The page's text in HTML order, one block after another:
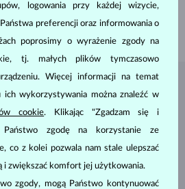
mm
ZATELIER KLENOTA
logowania przy każdej wizycie,
preferencji oraz informowania o
poprosimy o wyrażenie zgody na
tj. małych plików tymczasowo
Więcej informacji na temat
wykorzystywania można znaleźć w
cookie. Klikając "Zgadzam się i
Państwo zgodę na korzystanie ze
co z kolei pozwala nam stale ulepszać
i zwiększać komfort jej użytkowania.
zgody, mogą Państwo kontynuować